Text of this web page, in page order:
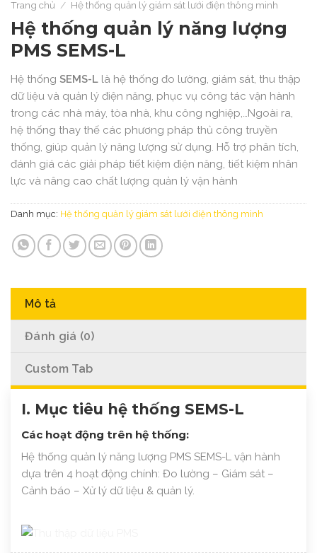
Trang chủ / Hệ thống quản lý giám sát lưới điện thông minh
Hệ thống quản lý năng lượng
PMS SEMS-L
Hệ thống SEMS-L là hệ thống đo lường, giám sát, thu thập
dữ liệu và quản lý điện năng, phục vụ công tác vận hành
trong các nhà máy, tòa nhà, khu công nghiệp,…Ngoài ra,
hệ thống thay thế các phương pháp thủ công truyền
thống, giúp quản lý năng lượng sử dụng. Hỗ trợ phân tích,
đánh giá các giải pháp tiết kiệm điện năng, tiết kiệm nhân
lực và nâng cao chất lượng quản lý vận hành
Danh mục: Hệ thống quản lý giám sát lưới điện thông minh
Mô tả
Đánh giá (0)
Custom Tab
I. Mục tiêu hệ thống SEMS-L
Các hoạt động trên hệ thống:
Hệ thống quản lý năng lượng PMS SEMS-L vận hành
dựa trên 4 hoạt động chính: Đo lường – Giám sát –
Cảnh báo – Xử lý dữ liệu & quản lý.